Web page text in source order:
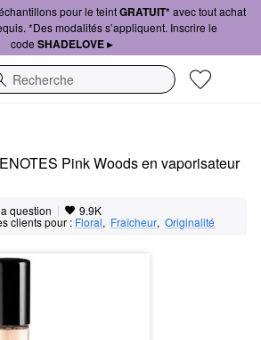
pour le teintGRATUIT*avec tout achat
*Des modalités s’appliquent. Inscrire le
code SHADELOVE ▸
Pink Woods en vaporisateur
question | 9.9K
clients pour : Floral, Fraîcheur, Originalité